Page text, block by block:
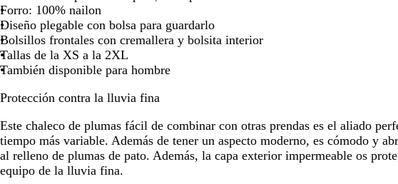
Forro: 100% nailon
Diseño plegable con bolsa para guardarlo
Bolsillos frontales con cremallera y bolsita interior
Tallas de la XS a la 2XL
También disponible para hombre
Protección contra la lluvia fina
Este chaleco de plumas fácil de combinar con otras prendas es el aliado
tiempo más variable. Además de tener un aspecto moderno, es cómodo y
al relleno de plumas de pato. Además, la capa exterior impermeable os
equipo de la lluvia fina.